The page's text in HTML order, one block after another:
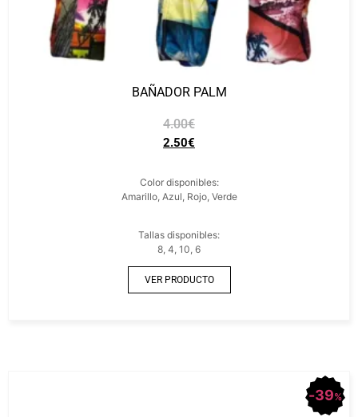
BAÑADOR PALM
4.00€
2.50€
Color disponibles:
Amarillo, Azul, Rojo, Verde
Tallas disponibles:
8, 4, 10, 6
VER PRODUCTO
39%